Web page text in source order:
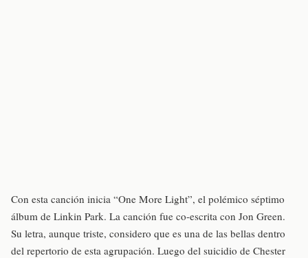
Con esta canción inicia “One More Light”, el polémico séptimo
álbum de Linkin Park. La canción fue co-escrita con Jon Green.
Su letra, aunque triste, considero que es una de las bellas dentro
del repertorio de esta agrupación. Luego del suicidio de Chester